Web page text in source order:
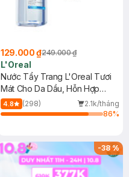
129.000 ₫249.000 ₫
L'Oreal
Nước Tẩy Trang L'Oreal Tươi
Mát Cho Da Dầu, Hỗn Hợp
400ml
4.8 (298)
2.1k/tháng
86%
-38%